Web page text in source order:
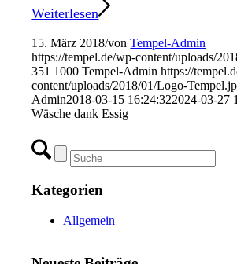
Weiterlesen
15. März 2018/vonTempel-Admin
https://tempel.de/wp-content/uploads/
351 1000 Tempel-Admin https://
content/uploads/2018/01/Logo-
Admin2018-03-15 16:24:322024-03-27
Wäsche dank Essig
Kategorien
Allgemein